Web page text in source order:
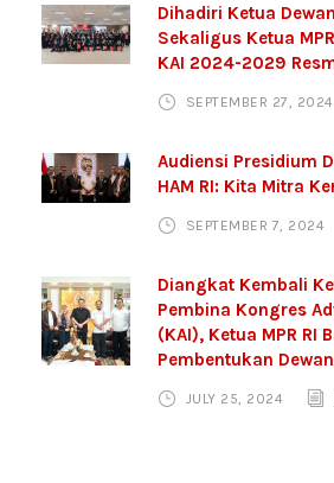
Dihadiri Ketua
Sekaligus Ketua
KAI 2024-2029
SEPTEMBER 27, 2024
Audiensi Presidium
HAM RI: Kita Mitra
SEPTEMBER 7, 2024
Diangkat Kembali
Pembina Kongres
(KAI), Ketua MPR RI
Pembentukan
JULY 25, 2024